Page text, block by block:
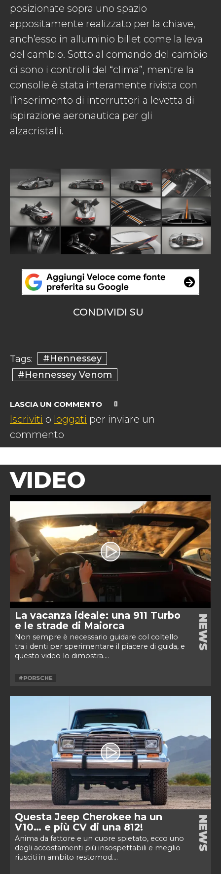
posizionate sopra uno spazio
appositamente realizzato per la chiave,
anch’esso in alluminio billet come la leva
del cambio. Sotto al comando del cambio
ci sono i controlli del “clima”, mentre la
consolle è stata interamente rivista con
l’inserimento di interruttori a levetta di
ispirazione aeronautica per gli
alzacristalli.
CONDIVIDI SU
Tags:
#Hennessey
#Hennessey Venom
LASCIA UN COMMENTO
Iscriviti o loggati per inviare un
commento
VIDEO
La vacanza ideale: una 911 Turbo
e le strade di Maiorca
Non sempre è necessario guidare col coltello
tra i denti per sperimentare il piacere di guida, e
questo video lo dimostra....
NEWS
#PORSCHE
Questa Jeep Cherokee ha un
V10… e più CV di una 812!
Anima da fattore e un cuore spietato, ecco uno
degli accostamenti più insospettabili e meglio
riusciti in ambito restomod....
NEWS